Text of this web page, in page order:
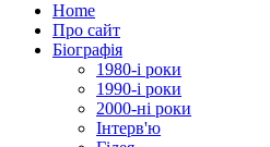
Home
Про сайт
Біографія
1980-і роки
1990-і роки
2000-ні роки
Інтерв'ю